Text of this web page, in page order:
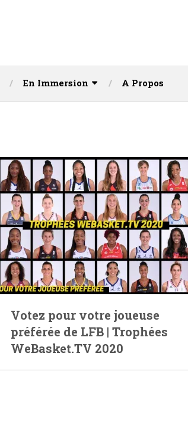
En Immersion A Propos
Votez pour votre joueuse
préférée de LFB | Trophées
WeBasket.TV 2020